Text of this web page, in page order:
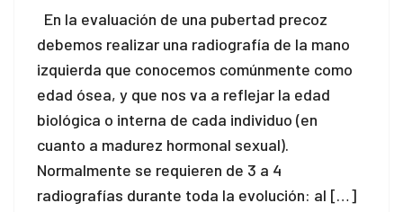
En la evaluación de una pubertad precoz
debemos realizar una radiografía de la mano
izquierda que conocemos comúnmente como
edad ósea, y que nos va a reflejar la edad
biológica o interna de cada individuo (en
cuanto a madurez hormonal sexual).
Normalmente se requieren de 3 a 4
radiografías durante toda la evolución: al […]